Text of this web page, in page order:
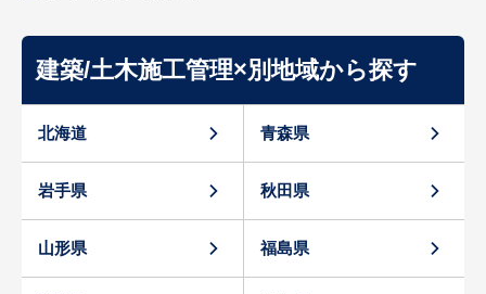
建築/土木施工管理×別地域から探す
北海道 青森県
岩手県 秋田県
山形県 福島県